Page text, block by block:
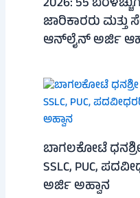
ಜಾರಿಕಾರರು ಮತ್ತು
ಆನ್‌ಲೈನ್ ಅರ್ಜಿ
ಬಾಗಲಕೋಟೆ
SSLC, PUC,
ಅರ್ಜಿ ಅಹ್ವಾನ